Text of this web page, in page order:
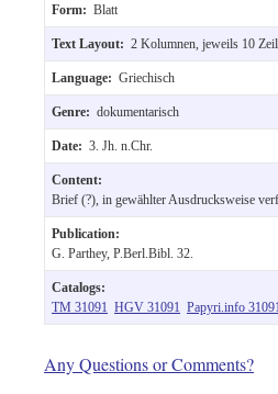
Form: Blatt
Text Layout: 2 Kolumnen, jeweils 10
Language: Griechisch
Genre: dokumentarisch
Date: 3. Jh. n.Chr.
Content:
Brief (?), in gewählter Ausdrucksweise
Publication:
G. Parthey, P.Berl.Bibl. 32.
Catalogs:
TM 31091 HGV 31091 Papyri.info 31091
Any Questions or Comments?